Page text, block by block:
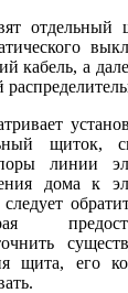
отдельный
кабель, а
щиток,
линии
дома к
щита, его